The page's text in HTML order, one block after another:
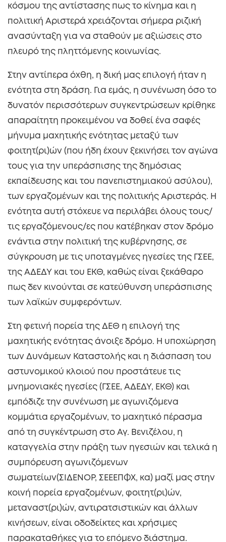
κόσμου της αντίστασης πως το κίνημα και η
πολιτική Αριστερά χρειάζονται σήμερα ριζική
ανασύνταξη για να σταθούν με αξιώσεις στο
πλευρό της πληττόμενης κοινωνίας.
Στην αντίπερα όχθη, η δική μας επιλογή ήταν η
ενότητα στη δράση. Για εμάς, η συνένωση όσο το
δυνατόν περισσότερων συγκεντρώσεων κρίθηκε
απαραίτητη προκειμένου να δοθεί ένα σαφές
μήνυμα μαχητικής ενότητας μεταξύ των
φοιτητ(ρι)ών (που ήδη έχουν ξεκινήσει τον αγώνα
τους για την υπεράσπισης της δημόσιας
εκπαίδευσης και του πανεπιστημιακού ασύλου),
των εργαζομένων και της πολιτικής Αριστεράς. Η
ενότητα αυτή στόχευε να περιλάβει όλους τους/
τις εργαζόμενους/ες που κατέβηκαν στον δρόμο
ενάντια στην πολιτική της κυβέρνησης, σε
σύγκρουση με τις υποταγμένες ηγεσίες της ΓΣΕΕ,
της ΑΔΕΔΥ και του ΕΚΘ, καθώς είναι ξεκάθαρο
πως δεν κινούνται σε κατεύθυνση υπεράσπισης
των λαϊκών συμφερόντων.
Στη φετινή πορεία της ΔΕΘ η επιλογή της
μαχητικής ενότητας άνοιξε δρόμο. Η υποχώρηση
των Δυνάμεων Καταστολής και η διάσπαση του
αστυνομικού κλοιού που προστάτευε τις
μνημονιακές ηγεσίες (ΓΣΕΕ, ΑΔΕΔΥ, ΕΚΘ) και
εμπόδιζε την συνένωση με αγωνιζόμενα
κομμάτια εργαζομένων, το μαχητικό πέρασμα
από τη συγκέντρωση στο Αγ. Βενιζέλου, η
καταγγελία στην πράξη των ηγεσιών και τελικά η
συμπόρευση αγωνιζόμενων
σωματείων(ΣΙΔΕΝΟΡ, ΣΕΕΕΠΦΧ, κα) μαζί μας στην
κοινή πορεία εργαζομένων, φοιτητ(ρι)ών,
μεταναστ(ρι)ών, αντιρατσιστικών και άλλων
κινήσεων, είναι οδοδείκτες και χρήσιμες
παρακαταθήκες για το επόμενο διάστημα.